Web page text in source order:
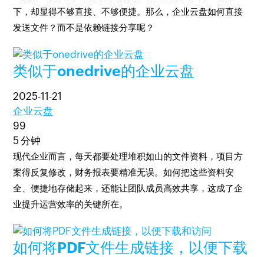
下，却显得不够直接、不够便捷。那么，企业云盘如何直接
发送文件？而不是依赖链接分享呢？
类似于onedrive的企业云盘
2025-11-21
企业云盘
99
5 分钟
现代企业而言，每天都要处理堆积如山的文件资料，项目方
案得反复修改，财务报表要精准无误。如何把这些资料安
全、便捷地存储起来，还能让团队成员高效共享，这成了企
业提升运营效率的关键所在。
如何将PDF文件生成链接，以便下载